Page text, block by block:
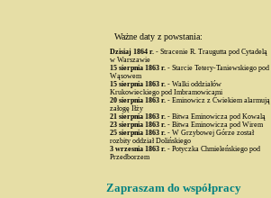
Ważne daty z powstania:
Dzisiaj 1864 r.- Stracenie R. Traugutta pod Cytadelą
w Warszawie
15 sierpnia 1863 r.- Starcie Tetery-Taniewskiego pod
Wąsowem
15 sierpnia 1863 r.- Walki oddziałów
Krukowieckiego pod Imbramowicami
20 sierpnia 1863 r.- Eminowicz z Ćwiekiem alarmują
załogę Iłży
21 sierpnia 1863 r.- Bitwa Eminowicza pod Kowalą
23 sierpnia 1863 r.- Bitwa Eminowicza pod Wirem
25 sierpnia 1863 r.- W Grzybowej Górze został
rozbity oddział Dolińskiego
3 wrzesnia 1863 r.- Potyczka Chmieleńskiego pod
Przedborzem
Zapraszam do współpracy